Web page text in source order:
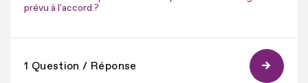
prévu à l'accord ?
1 Question / Réponse